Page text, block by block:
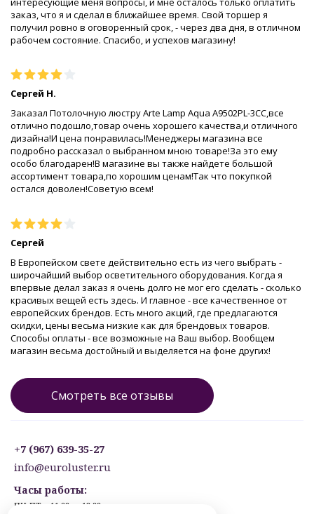
заказ, что я и сделал в ближайшее время. Свой торшер я
получил ровно в оговоренный срок, - через два дня, в отличном
рабочем состояние. Спасибо, и успехов магазину!
Сергей Н.
Заказал Потолочную люстру Arte Lamp Aqua A9502PL-3CC,все
отлично подошло,товар очень хорошего качества,и отличного
дизайна!И цена понравилась!Менеджеры магазина все
подробно рассказал о выбранном мною товаре!За это ему
особо благодарен!В магазине вы также найдете большой
ассортимент товара,по хорошим ценам!Так что покупкой
остался доволен!Советую всем!
Сергей
В Европейском свете действительно есть из чего выбрать -
широчайший выбор осветительного оборудования. Когда я
впервые делал заказ я очень долго не мог его сделать - сколько
красивых вещей есть здесь. И главное - все качественное от
европейских брендов. Есть много акций, где предлагаются
скидки, цены весьма низкие как для брендовых товаров.
Способы оплаты - все возможные на Ваш выбор. Вообщем
магазин весьма достойный и выделяется на фоне других!
Смотреть все отзывы
+7 (967) 639-35-27
info@euroluster.ru
Часы работы:
ПН-ПТ: с 11:00 до 19:00